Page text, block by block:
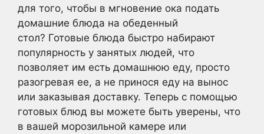
для того, чтобы в мгновение ока подать
домашние блюда на обеденный
стол? Готовые блюда быстро набирают
популярность у занятых людей, что
позволяет им есть домашнюю еду, просто
разогревая ее, а не принося еду на вынос
или заказывая доставку. Теперь с помощью
готовых блюд вы можете быть уверены, что
в вашей морозильной камере или